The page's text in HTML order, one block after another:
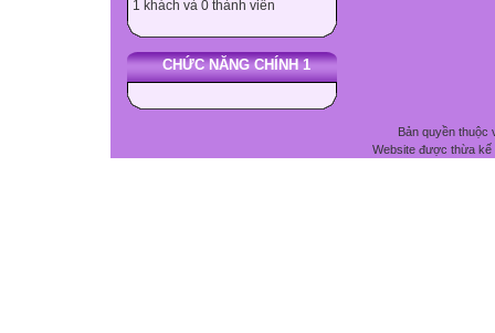
1 khách và 0 thành viên
CHỨC NĂNG CHÍNH 1
Bản quyền thuộc
Website được thừa